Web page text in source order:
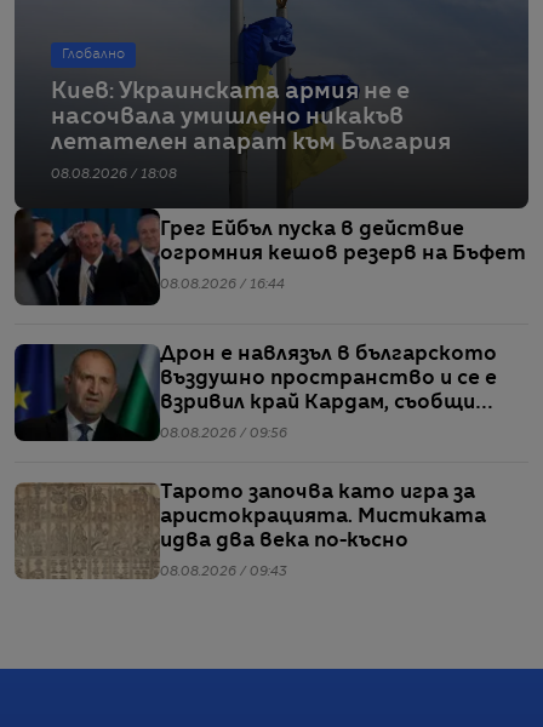
Глобално
Киев: Украинската армия не е
насочвала умишлено никакъв
летателен апарат към България
08.08.2026 / 18:08
Грег Ейбъл пуска в действие
огромния кешов резерв на Бъфет
08.08.2026 / 16:44
Дрон е навлязъл в българското
въздушно пространство и се е
взривил край Кардам, съобщи
Радев
08.08.2026 / 09:56
Тарото започва като игра за
аристокрацията. Мистиката
идва два века по-късно
08.08.2026 / 09:43